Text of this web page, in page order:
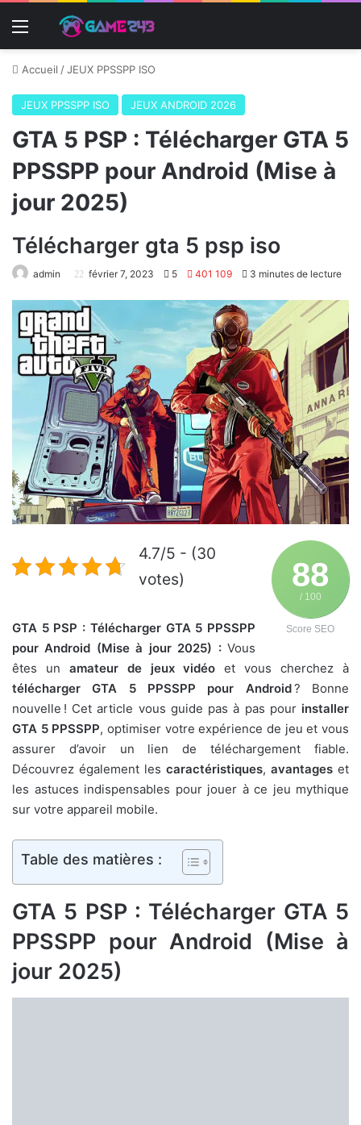
Menu
Accueil /JEUX PPSSPP ISO
JEUX PPSSPP ISO JEUX ANDROID 2026
GTA 5 PSP : Télécharger GTA 5
PPSSPP pour Android (Mise à
jour 2025)
Télécharger gta 5 psp iso
admin février 7, 2023 5 401 109 3 minutes de lecture
88
/ 100
Score SEO
4.7/5 - (30
votes)
GTA 5 PSP : Télécharger GTA 5 PPSSPP
pour Android (Mise à jour 2025) : Vous
êtes un amateur de jeux vidéo et vous cherchez à
télécharger GTA 5 PPSSPP pour Android? Bonne
nouvelle ! Cet article vous guide pas à pas pour installer
GTA 5 PPSSPP, optimiser votre expérience de jeu et vous
assurer d’avoir un lien de téléchargement fiable.
Découvrez également les caractéristiques, avantages et
les astuces indispensables pour jouer à ce jeu mythique
sur votre appareil mobile.
Table des matières :
GTA 5 PSP : Télécharger GTA 5
PPSSPP pour Android (Mise à
jour 2025)